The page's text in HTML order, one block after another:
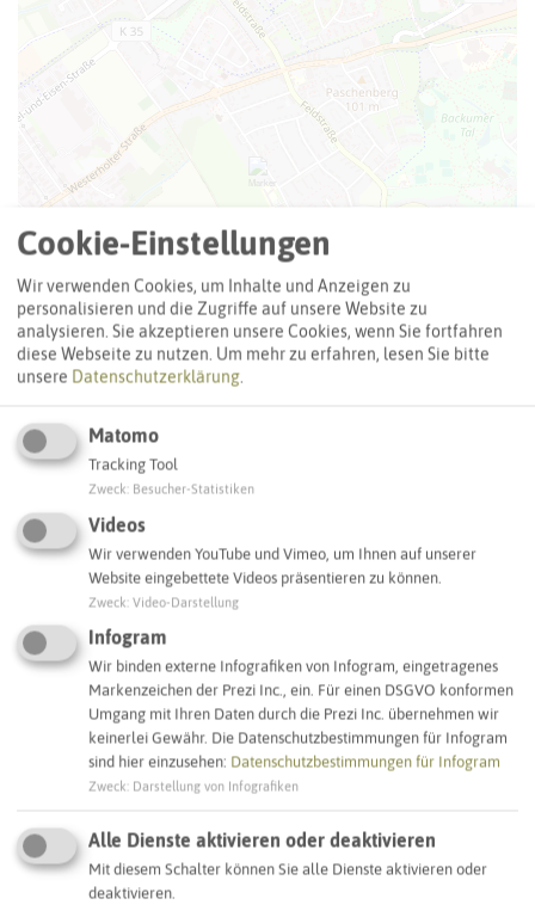
Adresse:
Sirene Paschenbergstraße
Paschenbergstraße 97
45699 Herten
Interaktive Karte
SCHLAGWORTE
So ordnen wir dieses Objekt ein
Sirenenstandorte Herten
Cookie-Einstellungen
Wir verwenden Cookies, um Inhalte und Anzeigen zu
personalisieren und die Zugriffe auf unsere Website zu
analysieren. Sie akzeptieren unsere Cookies, wenn Sie fortfahren
diese Webseite zu nutzen. Um mehr zu erfahren, lesen Sie bitte
unsere Datenschutzerklärung.
Matomo
Tracking Tool
Zweck Besucher-Statistiken
Videos
Wir verwenden YouTube und Vimeo, um Ihnen auf unserer
Website eingebettete Videos präsentieren zu können.
Zweck Video-Darstellung
Infogram
Wir binden externe Infografiken von Infogram, eingetragenes
Markenzeichen der Prezi Inc., ein. Für einen DSGVO konformen
Umgang mit Ihren Daten durch die Prezi Inc. übernehmen wir
keinerlei Gewähr. Die Datenschutzbestimmungen für Infogram
sind hier einzusehen: Datenschutzbestimmungen für Infogram
Zweck Darstellung von Infografiken
Alle Dienste aktivieren oder deaktivieren
Mit diesem Schalter können Sie alle Dienste aktivieren oder
deaktivieren.